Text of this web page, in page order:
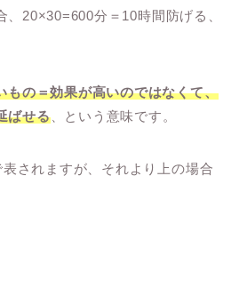
、20×30=600分＝10時間防げる、
もの＝効果が高いのではなくて、
ばせる、という意味です。
されますが、それより上の場合